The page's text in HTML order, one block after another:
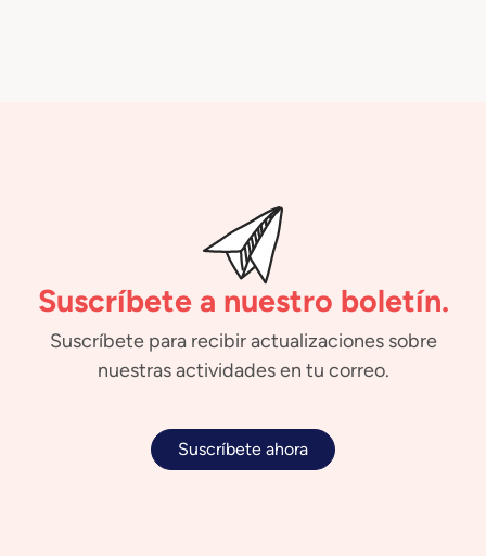
Suscríbete a nuestro boletín.
Suscríbete para recibir actualizaciones sobre
nuestras actividades en tu correo.
Suscríbete ahora